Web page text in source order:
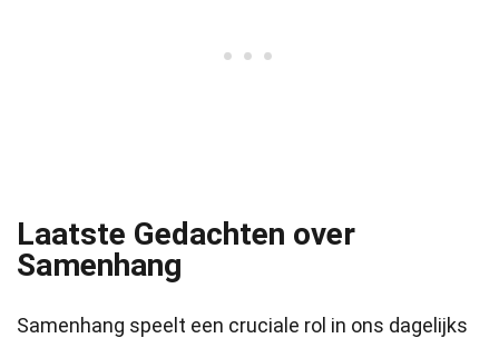
Laatste Gedachten over
Samenhang
Samenhang speelt een cruciale rol in ons dagelijks